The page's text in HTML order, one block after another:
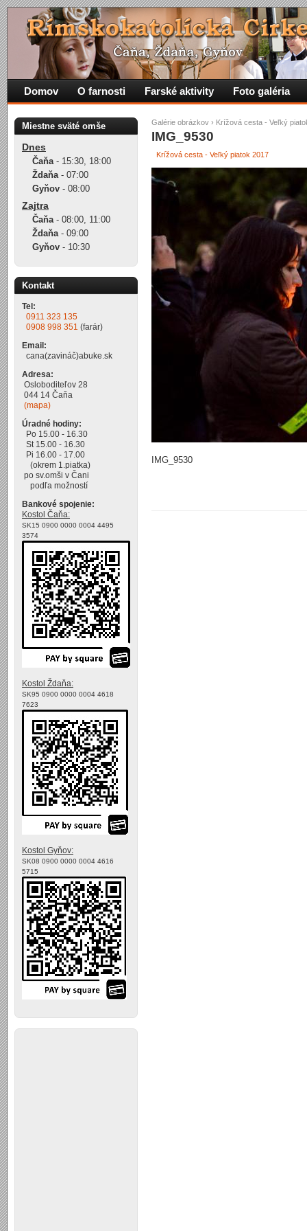
Galérie obrázkov › Krížová cesta - Veľký
IMG_9530
Krížová cesta - Veľký piatok 2017
IMG_9530
Domov O farnosti Farské aktivity Foto galéria
Miestne sväté omše
Dnes
Čaňa- 15:30, 18:00
Ždaňa- 07:00
Gyňov - 08:00
Zajtra
Čaňa- 08:00, 11:00
Ždaňa- 09:00
Gyňov - 10:30
Kontakt
Tel:
0911 323 135
0908 998 351 (farár)
Email:
cana(zavináč)abuke.sk
Adresa:
Osloboditeľov 28
044 14 Čaňa
(mapa)
Úradné hodiny:
Po 15.00 - 16.30
St 15.00 - 16.30
Pi 16.00 - 17.00
(okrem 1.piatka)
po sv.omši v Čani
podľa možností
Bankové spojenie:
Kostol Čaňa:
SK15 0900 0000 0004 4495
3574
Kostol Ždaňa:
SK95 0900 0000 0004 4618
7623
Kostol Gyňov:
SK08 0900 0000 0004 4616
5715